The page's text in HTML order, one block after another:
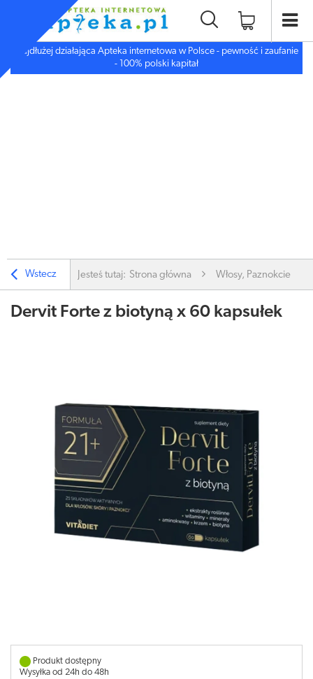
Najdłużej działająca Apteka internetowa w Polsce - pewność i zaufanie
- 100% polski kapitał
Wstecz Jesteś tutaj: Strona główna Włosy, Paznokcie
Dervit Forte z biotyną x 60 kapsułek
Produkt dostępny
Wysyłka od 24h do 48h